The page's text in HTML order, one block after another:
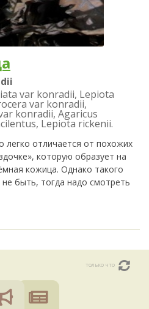
var konradii, Lepiota
var konradii,
konradii, Agaricus
Lepiota rickenii.
легко отличается от похожих
которую образует на
кожица. Однако такого
быть, тогда надо смотреть
только что